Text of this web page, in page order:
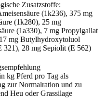
Zusatzstoffe:
(1k236), 375 mg
(1k280), 25 mg
(1a330), 7 mg Propylgallat
mg Butylhydroxytoluol
321), 28 mg Sepiolit (E 562)
kg Pferd pro Tag als
zur Normalration und zu
Heu oder Grassilage